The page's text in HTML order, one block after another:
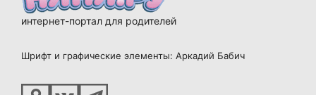
интернет-портал для родителей
Шрифт и графические элементы: Аркадий Бабич